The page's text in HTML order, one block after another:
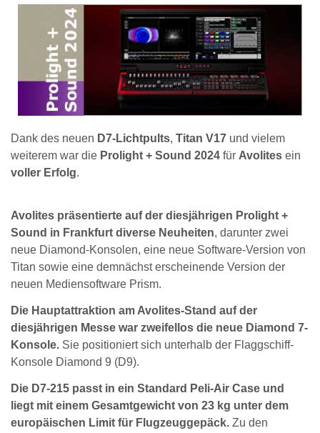
Dank des neuen D7-Lichtpults, Titan V17 und vielem
weiterem war die Prolight + Sound 2024 für Avolites ein
voller Erfolg.
Avolites präsentierte auf der diesjährigen Prolight +
Sound in Frankfurt diverse Neuheiten, darunter zwei
neue Diamond-Konsolen, eine neue Software-Version von
Titan sowie eine demnächst erscheinende Version der
neuen Mediensoftware Prism.
Die Hauptattraktion am Avolites-Stand auf der
diesjährigen Messe war zweifellos die neue Diamond 7-
Konsole. Sie positioniert sich unterhalb der Flaggschiff-
Konsole Diamond 9 (D9).
Die D7-215 passt in ein Standard Peli-Air Case und
liegt mit einem Gesamtgewicht von 23 kg unter dem
europäischen Limit für Flugzeuggepäck. Zu den